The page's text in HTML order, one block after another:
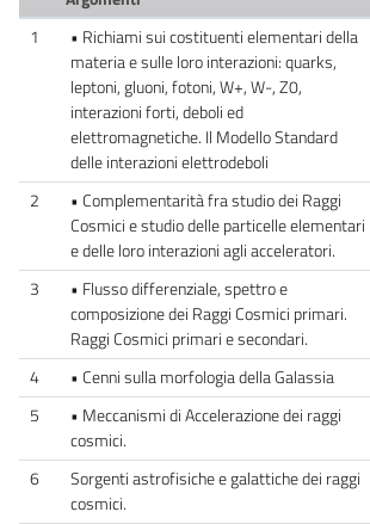
1
• Richiami sui costituenti elementari della
materia e sulle loro interazioni: quarks,
leptoni, gluoni, fotoni, W+, W-, Z0,
interazioni forti, deboli ed
elettromagnetiche. Il Modello Standard
delle interazioni elettrodeboli
2
• Complementarità fra studio dei Raggi
Cosmici e studio delle particelle elementari
e delle loro interazioni agli acceleratori.
3
• Flusso differenziale, spettro e
composizione dei Raggi Cosmici primari.
Raggi Cosmici primari e secondari.
4
• Cenni sulla morfologia della Galassia
5
• Meccanismi di Accelerazione dei raggi
cosmici.
6
Sorgenti astrofisiche e galattiche dei raggi
cosmici.